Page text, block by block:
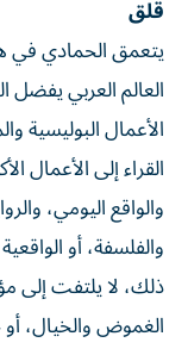
قلق
يتعمق الحمادي في
العالم العربي يفضل
الأعمال البوليسية
القراء إلى الأعمال
والواقع اليومي،
والفلسفة، أو
ذلك، لا يلتفت إلى
الغموض والخيال،